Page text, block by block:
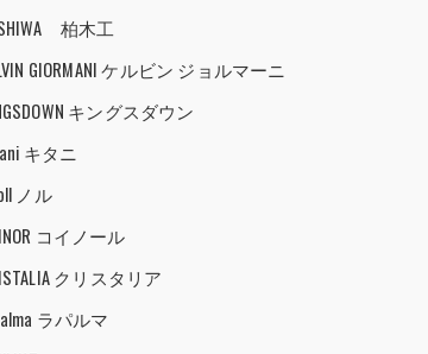
柏木工
GIORMANI ケルビン ジョルマーニ
キングスダウン
キタニ
ノル
コイノール
クリスタリア
ラパルマ